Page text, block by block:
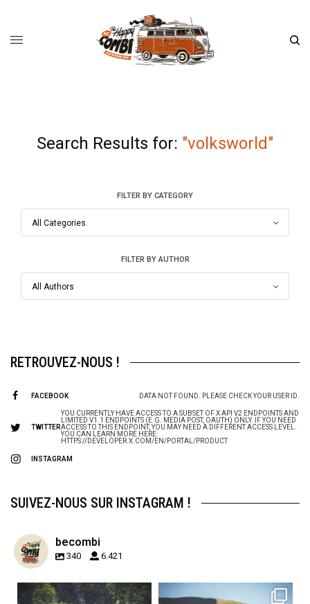
Search Results for: "volksworld"
FILTER BY CATEGORY
FILTER BY AUTHOR
RETROUVEZ-NOUS !
FACEBOOK DATA NOT FOUND. PLEASE CHECK YOUR USER ID.
TWITTER
YOU CURRENTLY HAVE ACCESS TO A SUBSET OF X API V2 ENDPOINTS AND
LIMITED V1.1 ENDPOINTS (E.G. MEDIA POST, OAUTH) ONLY. IF YOU NEED
ACCESS TO THIS ENDPOINT, YOU MAY NEED A DIFFERENT ACCESS LEVEL.
YOU CAN LEARN MORE HERE:
HTTPS://DEVELOPER.X.COM/EN/PORTAL/PRODUCT
INSTAGRAM
SUIVEZ-NOUS SUR INSTAGRAM !
becombi
340 6.421
becombi